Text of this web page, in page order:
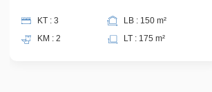
KT : 3
KM : 2
LB : 150 m²
LT : 175 m²